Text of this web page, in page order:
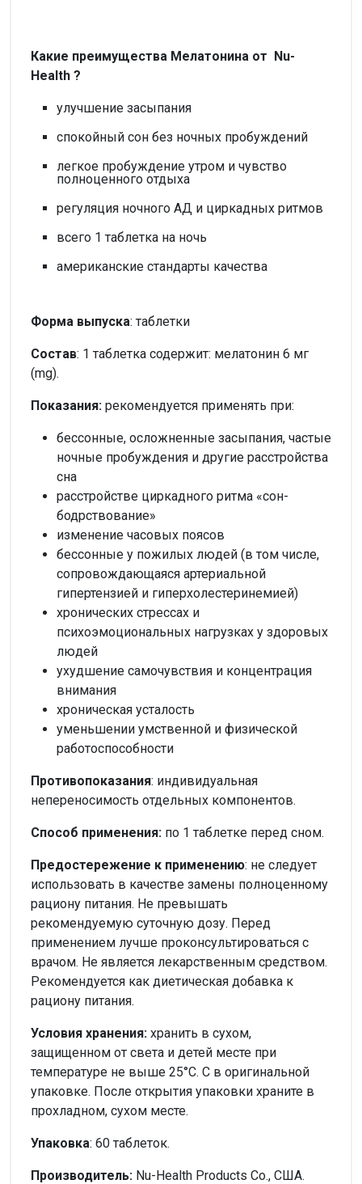
Какие преимущества Мелатонина от Nu-
Health ?
улучшение засыпания
спокойный сон без ночных пробуждений
легкое пробуждение утром и чувство
полноценного отдыха
регуляция ночного АД и циркадных ритмов
всего 1 таблетка на ночь
американские стандарты качества
Форма выпуска: таблетки
Состав: 1 таблетка содержит: мелатонин 6 мг
(mg).
Показания: рекомендуется применять при:
бессонные, осложненные засыпания, частые
ночные пробуждения и другие расстройства
сна
расстройстве циркадного ритма «сон-
бодрствование»
изменение часовых поясов
бессонные у пожилых людей (в том числе,
сопровождающаяся артериальной
гипертензией и гиперхолестеринемией)
хронических стрессах и
психоэмоциональных нагрузках у здоровых
людей
ухудшение самочувствия и концентрация
внимания
хроническая усталость
уменьшении умственной и физической
работоспособности
Противопоказания: индивидуальная
непереносимость отдельных компонентов.
Способ применения: по 1 таблетке перед сном.
Предостережение к применению: не следует
использовать в качестве замены полноценному
рациону питания. Не превышать
рекомендуемую суточную дозу. Перед
применением лучше проконсультироваться с
врачом. Не является лекарственным средством.
Рекомендуется как диетическая добавка к
рациону питания.
Условия хранения: хранить в сухом,
защищенном от света и детей месте при
температуре не выше 25°С. С в оригинальной
упаковке. После открытия упаковки храните в
прохладном, сухом месте.
Упаковка: 60 таблеток.
Производитель: Nu-Health Products Co., США.